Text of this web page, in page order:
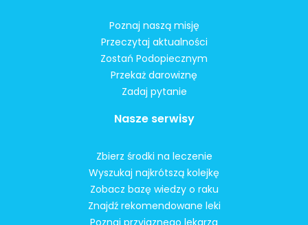
Poznaj naszą misję
Przeczytaj aktualności
Zostań Podopiecznym
Przekaż darowiznę
Zadaj pytanie
Nasze serwisy
Zbierz środki na leczenie
Wyszukaj najkrótszą kolejkę
Zobacz bazę wiedzy o raku
Znajdź rekomendowane leki
Poznaj przyjaznego lekarza